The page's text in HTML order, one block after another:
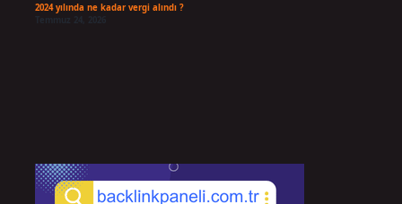
2024 yılında ne kadar vergi alındı ?